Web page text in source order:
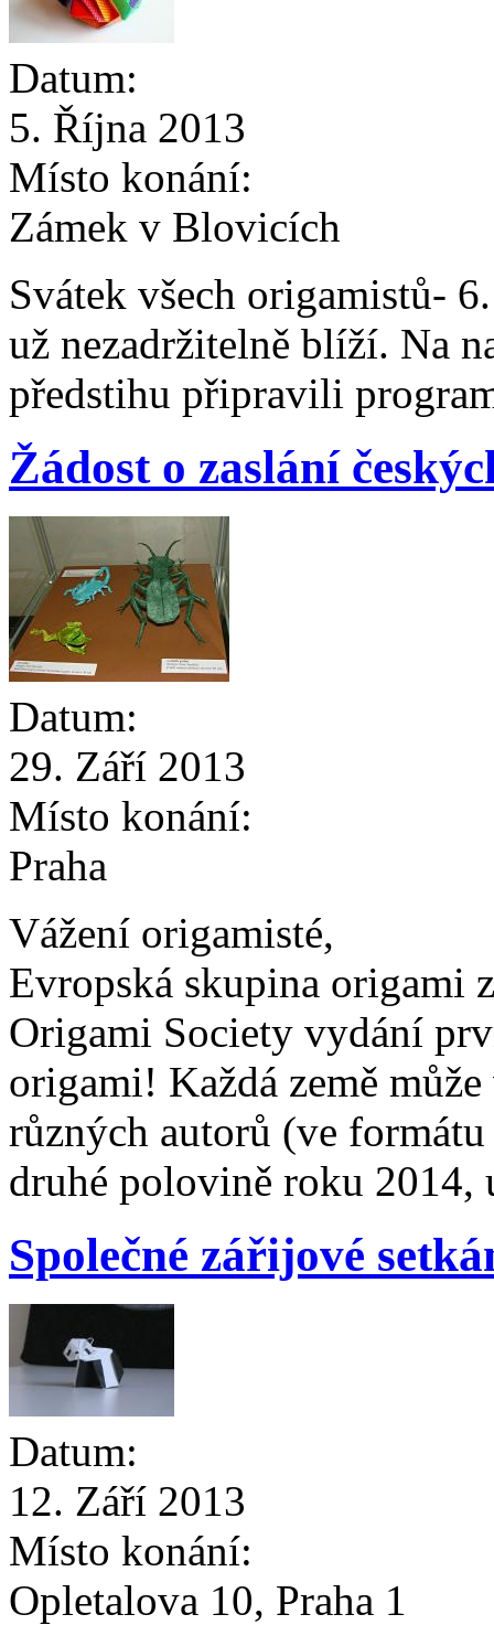
Datum:
5. Října 2013
Místo konání:
Zámek v Blovicích
Svátek všech origamistů-
už nezadržitelně blíží. Na
předstihu připravili
Žádost o zaslání
Datum:
29. Září 2013
Místo konání:
Praha
Vážení origamisté,
Evropská skupina origami
Origami Society vydání
origami! Každá země
různých autorů (ve
druhé polovině roku 2014,
Společné zářijové
Datum:
12. Září 2013
Místo konání:
Opletalova 10, Praha 1